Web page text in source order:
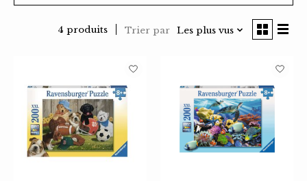
4 produits Trier par Les plus vus